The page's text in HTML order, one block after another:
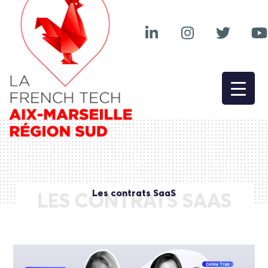
LES CONTRATS SAAS
Les contrats SaaS